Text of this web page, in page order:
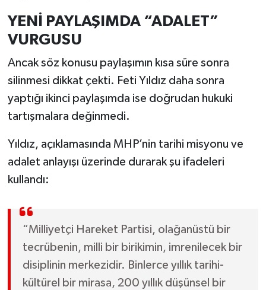
YENİ PAYLAŞIMDA “ADALET”
VURGUSU
Ancak söz konusu paylaşımın kısa süre sonra
silinmesi dikkat çekti. Feti Yıldız daha sonra
yaptığı ikinci paylaşımda ise doğrudan hukuki
tartışmalara değinmedi.
Yıldız, açıklamasında MHP’nin tarihi misyonu ve
adalet anlayışı üzerinde durarak şu ifadeleri
kullandı:
“Milliyetçi Hareket Partisi, olağanüstü bir
tecrübenin, milli bir birikimin, imrenilecek bir
disiplinin merkezidir. Binlerce yıllık tarihi-
kültürel bir mirasa, 200 yıllık düşünsel bir